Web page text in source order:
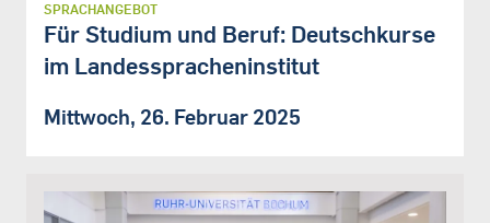
SPRACHANGEBOT
Für Studium und Beruf: Deutschkurse
im Landesspracheninstitut
Mittwoch, 26. Februar 2025